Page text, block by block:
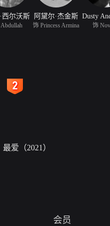
西尔沃斯 阿黛尔·杰金斯
饰 Princess Armina
Dusty
饰
最爱（2021）
会员